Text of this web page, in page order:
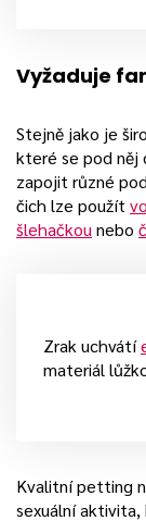
Vyžaduje
Stejně jako je
které se pod něj
zapojit různé
čich lze použít
šlehačkounebo
Zrak uchvátí
materiál
Kvalitní petting
sexuální aktivita,